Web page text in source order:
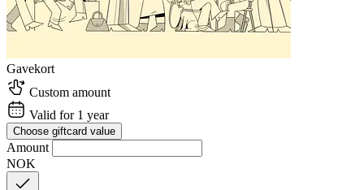
Gavekort
Custom amount
Valid for 1 year
Choose giftcard value
Amount
NOK